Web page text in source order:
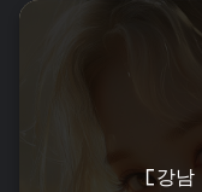
[강